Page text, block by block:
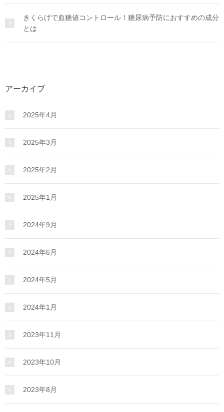
きくらげで血糖値コントロール！糖尿病予防におすすめの成分
とは
アーカイブ
2025年4月
2025年3月
2025年2月
2025年1月
2024年9月
2024年6月
2024年5月
2024年1月
2023年11月
2023年10月
2023年8月